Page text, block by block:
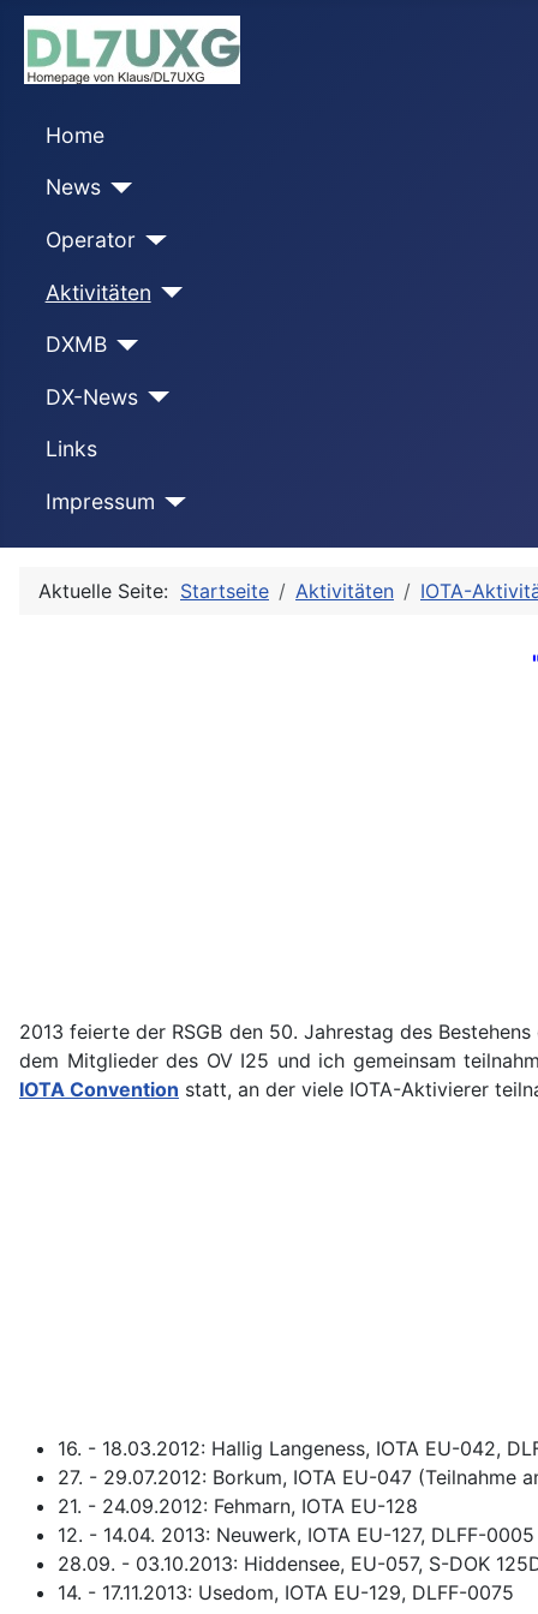
Home
News
Operator
Aktivitäten
DXMB
DX-News
Links
Impressum
Aktuelle Seite: Startseite Aktivitäten IOTA-
2013 feierte der RSGB den 50. Jahrestag des
dem Mitglieder des OV I25 und ich gemeinsam
IOTA Convention statt, an der viele IOTA-Aktivierer
16. - 18.03.2012: Hallig Langeness, IOTA EU-042,
27. - 29.07.2012: Borkum, IOTA EU-047 (Teilnahme
21. - 24.09.2012: Fehmarn, IOTA EU-128
12. - 14.04. 2013: Neuwerk, IOTA EU-127, DLFF-0005
28.09. - 03.10.2013: Hiddensee, EU-057, S-DOK
14. - 17.11.2013: Usedom, IOTA EU-129, DLFF-0075